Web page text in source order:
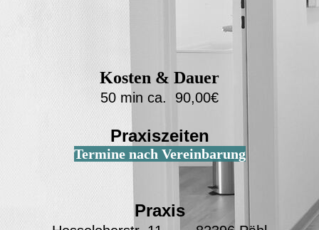
Kosten & Dauer
50 min ca. 90,00€
Praxiszeiten
Termine nach Vereinbarung
Praxis